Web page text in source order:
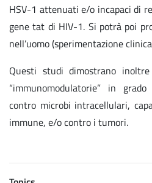
HSV-1 attenuati e/o incapaci di
gene tat di HIV-1. Si potrà poi
nell’uomo (sperimentazione
Questi studi dimostrano
“immunomodulatorie” in
contro microbi intracellulari,
immune, e/o contro i tumori.